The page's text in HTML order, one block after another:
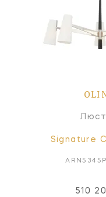
Signature
510